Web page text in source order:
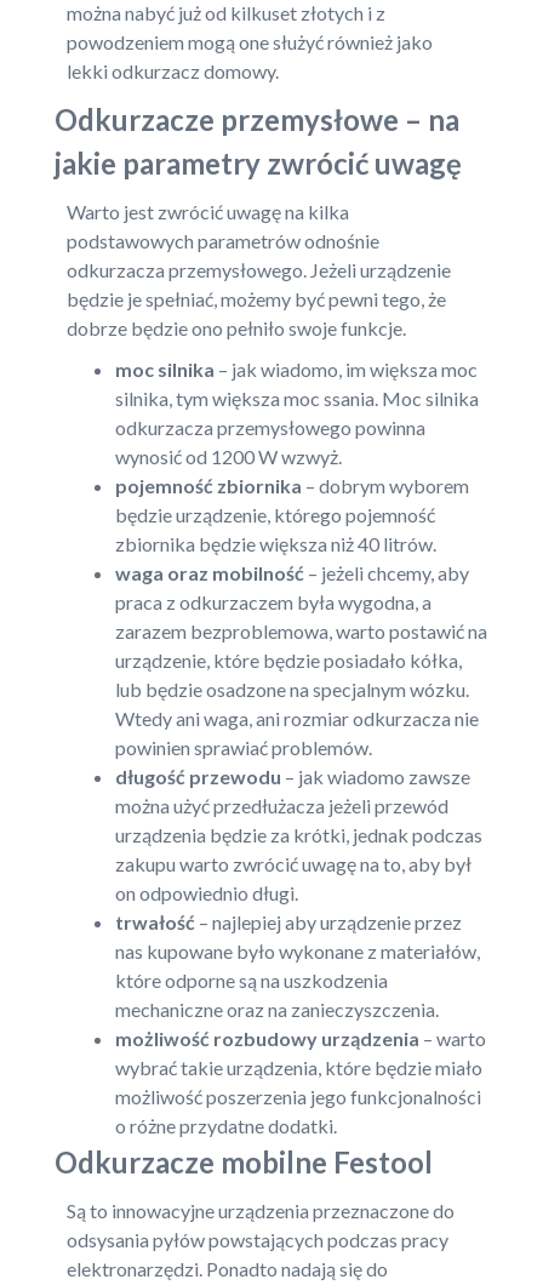
można nabyć już od kilkuset złotych i z
powodzeniem mogą one służyć również jako
lekki odkurzacz domowy.
Odkurzacze przemysłowe – na
jakie parametry zwrócić uwagę
Warto jest zwrócić uwagę na kilka
podstawowych parametrów odnośnie
odkurzacza przemysłowego. Jeżeli urządzenie
będzie je spełniać, możemy być pewni tego, że
dobrze będzie ono pełniło swoje funkcje.
moc silnika – jak wiadomo, im większa moc
silnika, tym większa moc ssania. Moc silnika
odkurzacza przemysłowego powinna
wynosić od 1200 W wzwyż.
pojemność zbiornika – dobrym wyborem
będzie urządzenie, którego pojemność
zbiornika będzie większa niż 40 litrów.
waga oraz mobilność – jeżeli chcemy, aby
praca z odkurzaczem była wygodna, a
zarazem bezproblemowa, warto postawić na
urządzenie, które będzie posiadało kółka,
lub będzie osadzone na specjalnym wózku.
Wtedy ani waga, ani rozmiar odkurzacza nie
powinien sprawiać problemów.
długość przewodu – jak wiadomo zawsze
można użyć przedłużacza jeżeli przewód
urządzenia będzie za krótki, jednak podczas
zakupu warto zwrócić uwagę na to, aby był
on odpowiednio długi.
trwałość – najlepiej aby urządzenie przez
nas kupowane było wykonane z materiałów,
które odporne są na uszkodzenia
mechaniczne oraz na zanieczyszczenia.
możliwość rozbudowy urządzenia – warto
wybrać takie urządzenia, które będzie miało
możliwość poszerzenia jego funkcjonalności
o różne przydatne dodatki.
Odkurzacze mobilne Festool
Są to innowacyjne urządzenia przeznaczone do
odsysania pyłów powstających podczas pracy
elektronarzędzi. Ponadto nadają się do